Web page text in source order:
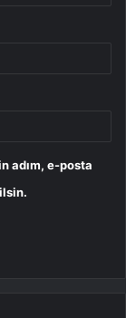
adım, e-posta